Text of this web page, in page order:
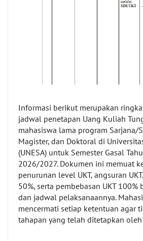
Informasi berikut merupakan
jadwal penetapan Uang Kuliah
mahasiswa lama program Sarjana/
Magister, dan Doktoral di
(UNESA) untuk Semester Gasal
2026/2027. Dokumen ini memuat
penurunan level UKT, angsuran
50%, serta pembebasan UKT 100%
dan jadwal pelaksanaannya.
mencermati setiap ketentuan agar
tahapan yang telah ditetapkan